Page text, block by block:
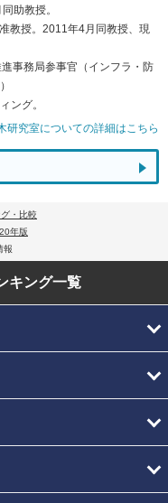
助教授。
教授。2011年4月同教授、現
事務局参事官（インフラ・防
ング。
研究室についての詳細はこちら
・比較
年版
報
キング一覧